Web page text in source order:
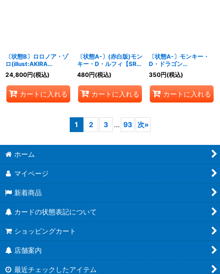
〔状態B〕ロロノア・ゾ
ロ(illust:AKIRA
EGAWA)【SR】{ST21-
015}
24,800円(税込)
カートに入れる
〔状態A-〕(赤白版)モン
キー・D・ルフィ【SR】
{ST10-006}
480円(税込)
カートに入れる
〔状態A-〕モンキー・
D・ドラゴン
(illust:Katsuo Tadano)
【SR】{OP07-015}
350円(税込)
カートに入れる
1 2 3 ... 93 次»
ホーム
マイページ
新着商品
カードの状態表記について
ショッピングカート
店舗案内
最近チェックしたアイテム